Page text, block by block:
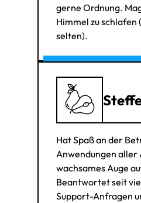
gerne Ordnung.
Himmel zu schlafen
selten).
Hat Spaß an der
Anwendungen aller
wachsames Auge
Beantwortet seit
Support-Anfragen